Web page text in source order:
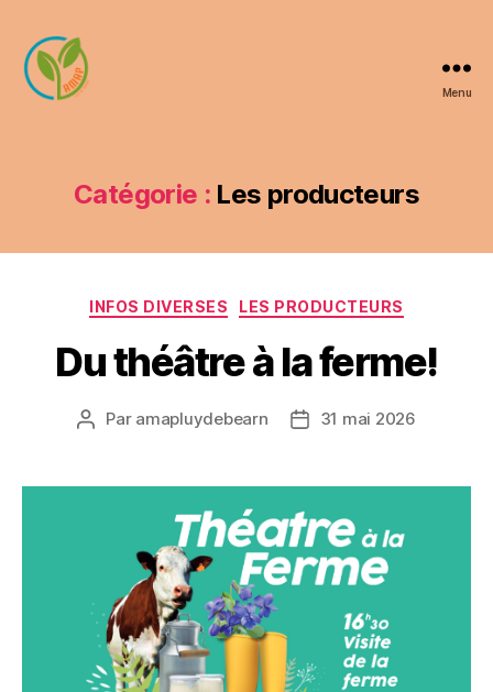
Béarn
Menu
Catégorie : Les producteurs
Catégories
INFOS DIVERSES LES PRODUCTEURS
Du théâtre à la ferme!
Auteur
Par amapluydebearn
Date31 mai 2026